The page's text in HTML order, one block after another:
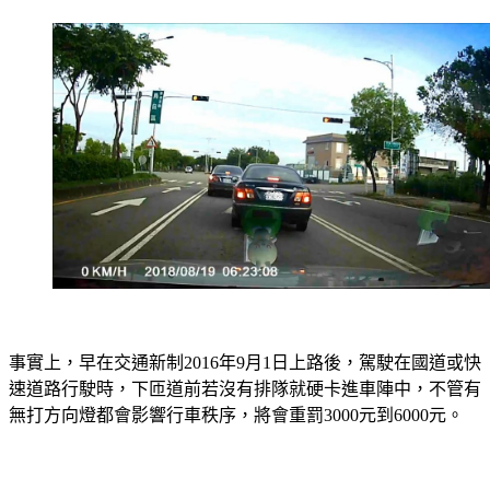
事實上，早在交通新制2016年9月1日上路後，駕駛在國道或快
速道路行駛時，下匝道前若沒有排隊就硬卡進車陣中，不管有
無打方向燈都會影響行車秩序，將會重罰3000元到6000元。